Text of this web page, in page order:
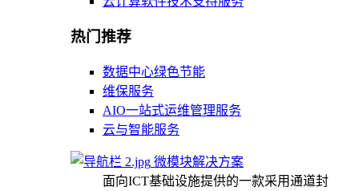
热门推荐
数据中心绿色节能
维保服务
AIO一站式运维管理服务
云与智能服务
微模块解决方案
面向ICT基础设施提供的一款采用通道封